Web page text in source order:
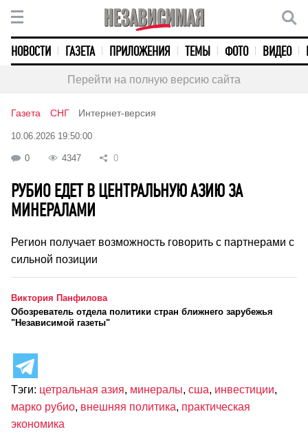
НОВОСТИ ГАЗЕТА ПРИЛОЖЕНИЯ ТЕМЫ ФОТО ВИДЕО
Перейти на полную версию сайта
Газета СНГ Интернет-версия
10.06.2026 19:50:00
0 4347 0
РУБИО ЕДЕТ В ЦЕНТРАЛЬНУЮ АЗИЮ ЗА
МИНЕРАЛАМИ
Регион получает возможность говорить с партнерами с
сильной позиции
Виктория Панфилова
Обозреватель отдела политики стран ближнего зарубежья
"Независимой газеты"
Тэги: цетральная азия, минералы, сша, инвестиции,
марко рубио, внешняя политика, практическая
экономика